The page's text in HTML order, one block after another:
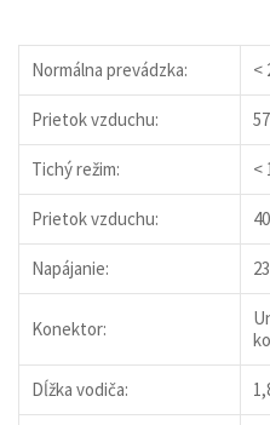
Normálna prevádzka: <
Prietok vzduchu:
Tichý režim: <
Prietok vzduchu:
Napájanie:
Konektor:
Dĺžka vodiča: